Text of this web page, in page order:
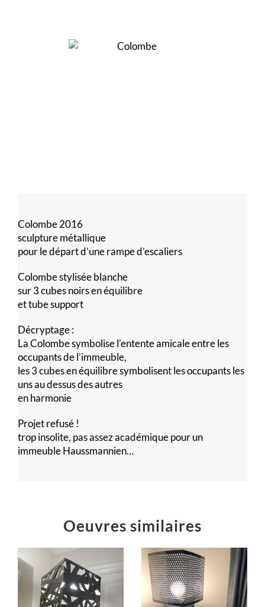
Colombe 2016
sculpture métallique
pour le départ d’une rampe d’escaliers
Colombe stylisée blanche
sur 3 cubes noirs en équilibre
et tube support
Décryptage :
La Colombe symbolise l’entente amicale entre les
occupants de l’immeuble,
les 3 cubes en équilibre symbolisent les occupants les
uns au dessus des autres
en harmonie
Projet refusé !
trop insolite, pas assez académique pour un
immeuble Haussmannien…
Oeuvres similaires